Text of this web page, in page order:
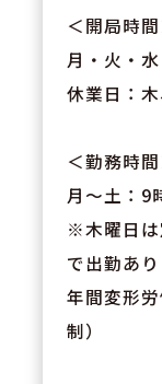
＜開局時間
月・火・
休業日：
＜勤務時間
月～土：9
※木曜日は
で出勤あり
年間変形
制）